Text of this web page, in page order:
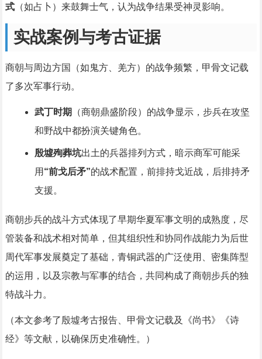
式（如占卜）来鼓舞士气，认为战争结果受神灵影响。
实战案例与考古证据
商朝与周边方国（如鬼方、羌方）的战争频繁，甲骨文记载
了多次军事行动。
武丁时期
（商朝鼎盛阶段）的战争显示，步兵在攻坚
和野战中都扮演关键角色。
殷墟殉葬坑出土的兵器排列方式，暗示商军可能采
用 “前戈后矛”的战术配置，前排持戈近战，后排持矛
支援。
商朝步兵的战斗方式体现了早期华夏军事文明的成熟度，尽
管装备和战术相对简单，但其组织性和协同作战能力为后世
周代军事发展奠定了基础，青铜武器的广泛使用、密集阵型
的运用，以及宗教与军事的结合，共同构成了商朝步兵的独
特战斗力。
（本文参考了殷墟考古报告、甲骨文记载及《尚书》《诗
经》等文献，以确保历史准确性。）